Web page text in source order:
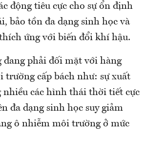
động tiêu cực cho sự ổn định
bảo tồn đa dạng sinh học và
ứng với biến đổi khí hậu.
đang phải đối mặt với hàng
trường cấp bách như: sự xuất
nhiều các hình thái thời tiết cực
đa dạng sinh học suy giảm
ô nhiễm môi trường ở mức